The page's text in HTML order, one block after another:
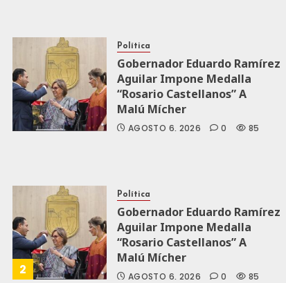
Política
Gobernador Eduardo Ramírez
Aguilar Impone Medalla
“Rosario Castellanos” A
Malú Mícher
AGOSTO 6, 2026 0 85
2
Política
Gobernador Eduardo Ramírez
Aguilar Impone Medalla
“Rosario Castellanos” A
Malú Mícher
AGOSTO 6, 2026 0 85